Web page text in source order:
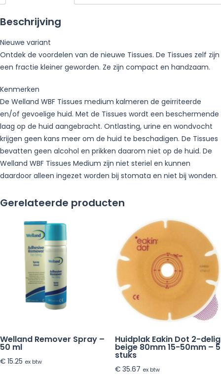
Beschrijving
Nieuwe variant
Ontdek de voordelen van de nieuwe Tissues. De Tissues zelf zijn
een fractie kleiner geworden. Ze zijn compact en handzaam.
Kenmerken
De Welland WBF Tissues medium kalmeren de geïrriteerde
en/of gevoelige huid. Met de Tissues wordt een beschermende
laag op de huid aangebracht. Ontlasting, urine en wondvocht
krijgen geen kans meer om de huid te beschadigen. De Tissues
bevatten geen alcohol en prikken daarom niet op de huid. De
Welland WBF Tissues Medium zijn niet steriel en kunnen
daardoor alleen ingezet worden bij stomata en niet bij wonden.
Gerelateerde producten
Welland Remover Spray –
50 ml
€ 15.25 ex btw
Huidplak Eakin Dot 2-delig
beige 80mm 15-50mm – 5
stuks
€35.67 ex btw